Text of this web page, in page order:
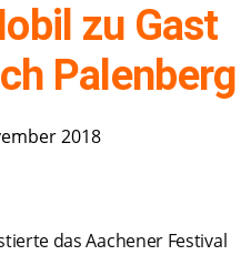
zu Gast
Palenberg
2018
das Aachener Festival